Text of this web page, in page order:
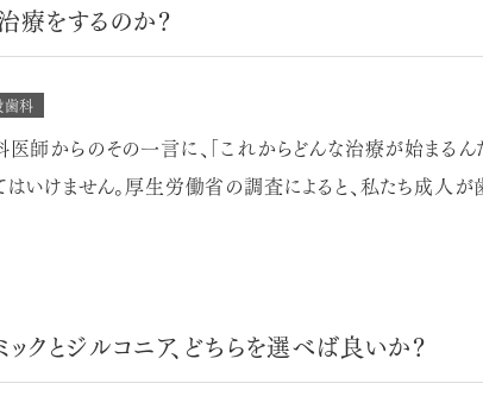
療をするのか？
歯科
師からのその一言に、「これからどんな治療が始まる
いけません。厚生労働省の調査によると、私たち成人
クとジルコニア、どちらを選べば良いか？